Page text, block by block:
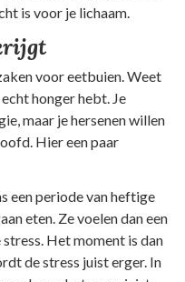
is voor je lichaam.
voor eetbuien. Weet
honger hebt. Je
maar je hersenen willen
Hier een paar
een periode van heftige
eten. Ze voelen dan een
Het moment is dan
de stress juist erger. In